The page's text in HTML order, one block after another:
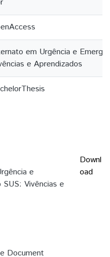
em Urgência e
e Aprendizados
e
SUS: Vivências e
Document
Downl
oad